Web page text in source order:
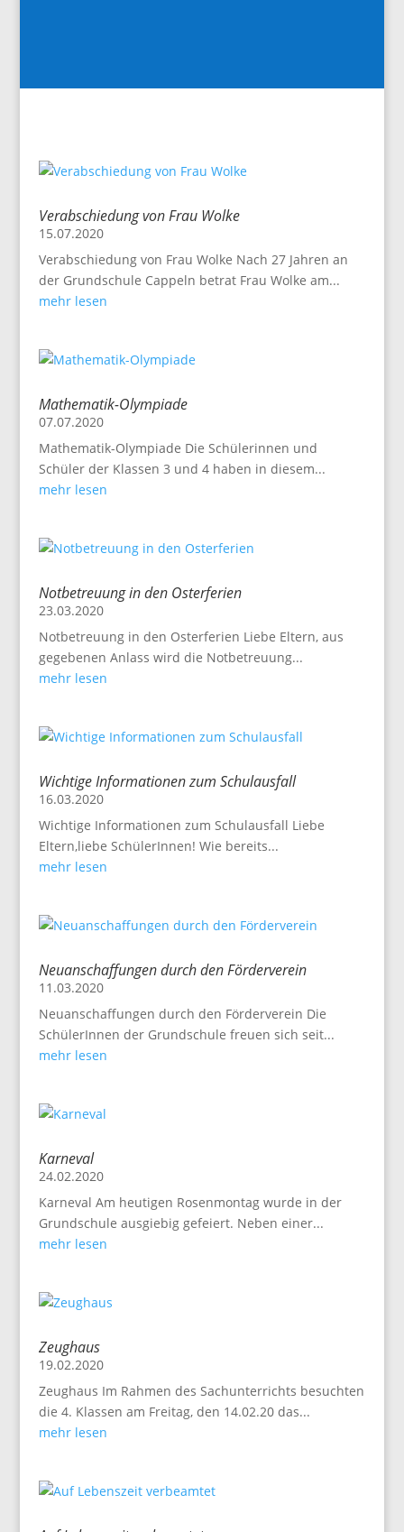
Verabschiedung von Frau Wolke
15.07.2020
Verabschiedung von Frau Wolke Nach 27 Jahren an
der Grundschule Cappeln betrat Frau Wolke am...
mehr lesen
Mathematik-Olympiade
07.07.2020
Mathematik-Olympiade Die Schülerinnen und
Schüler der Klassen 3 und 4 haben in diesem...
mehr lesen
Notbetreuung in den Osterferien
23.03.2020
Notbetreuung in den Osterferien Liebe Eltern, aus
gegebenen Anlass wird die Notbetreuung...
mehr lesen
Wichtige Informationen zum Schulausfall
16.03.2020
Wichtige Informationen zum Schulausfall Liebe
Eltern,liebe SchülerInnen! Wie bereits...
mehr lesen
Neuanschaffungen durch den Förderverein
11.03.2020
Neuanschaffungen durch den Förderverein Die
SchülerInnen der Grundschule freuen sich seit...
mehr lesen
Karneval
24.02.2020
Karneval Am heutigen Rosenmontag wurde in der
Grundschule ausgiebig gefeiert. Neben einer...
mehr lesen
Zeughaus
19.02.2020
Zeughaus Im Rahmen des Sachunterrichts besuchten
die 4. Klassen am Freitag, den 14.02.20 das...
mehr lesen